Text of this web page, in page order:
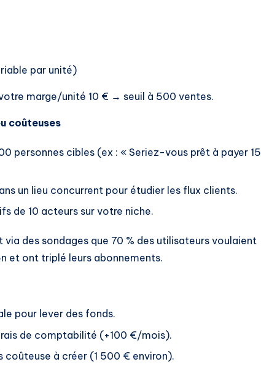
par unité)
marge/unité 10 € → seuil à 500 ventes.
coûteuses
personnes cibles (ex : « Seriez-vous prêt à payer 15
un lieu concurrent pour étudier les flux clients.
de 10 acteurs sur votre niche.
des sondages que 70 % des utilisateurs voulaient
et ont triplé leurs abonnements.
pour lever des fonds.
de comptabilité (+100 €/mois).
coûteuse à créer (1 500 € environ).